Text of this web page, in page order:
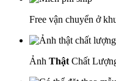
Free vận chuyển ở
Ảnh Thật Chất